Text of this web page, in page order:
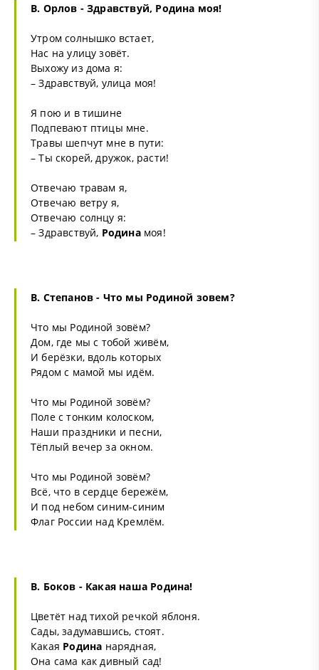
В. Орлов - Здравствуй, Родина моя!
Утром солнышко встает,
Нас на улицу зовёт.
Выхожу из дома я:
– Здравствуй, улица моя!
Я пою и в тишине
Подпевают птицы мне.
Травы шепчут мне в пути:
– Ты скорей, дружок, расти!
Отвечаю травам я,
Отвечаю ветру я,
Отвечаю солнцу я:
– Здравствуй, Родинамоя!
В. Степанов - Что мы Родиной зовем?
Что мы Родиной зовём?
Дом, где мы с тобой живём,
И берёзки, вдоль которых
Рядом с мамой мы идём.
Что мы Родиной зовём?
Поле с тонким колоском,
Наши праздники и песни,
Тёплый вечер за окном.
Что мы Родиной зовём?
Всё, что в сердце бережём,
И под небом синим-синим
Флаг России над Кремлём.
В. Боков - Какая наша Родина!
Цветёт над тихой речкой яблоня.
Сады, задумавшись, стоят.
Какая Родина нарядная,
Она сама как дивный сад!